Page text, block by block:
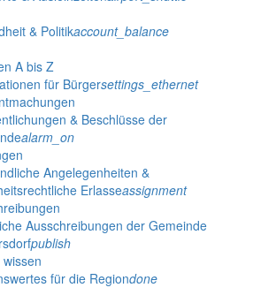
& Politikaccount_balance
A bis Z
für Bürgersettings_ethernet
& Beschlüsse der
alarm_on
Angelegenheiten &
Erlasseassignment
Ausschreibungen der Gemeinde
publish
für die Regiondone